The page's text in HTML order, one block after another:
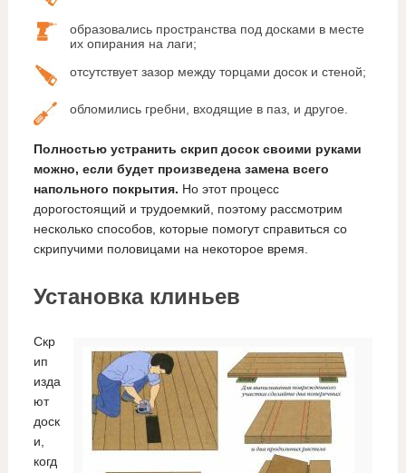
образовались пространства под досками в месте
их опирания на лаги;
отсутствует зазор между торцами досок и стеной;
обломились гребни, входящие в паз, и другое.
Полностью устранить скрип досок своими руками
можно, если будет произведена замена всего
напольного покрытия. Но этот процесс
дорогостоящий и трудоемкий, поэтому рассмотрим
несколько способов, которые помогут справиться со
скрипучими половицами на некоторое время.
Установка клиньев
Скр
ип
изда
ют
доск
и,
когд